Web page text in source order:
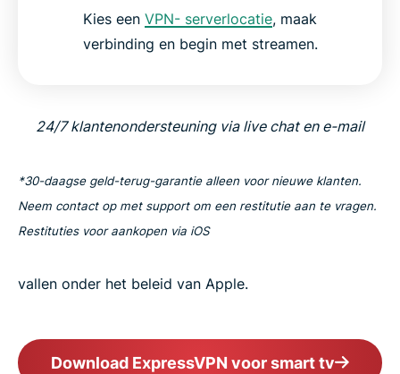
Kies een VPN- serverlocatie, maak
verbinding en begin met streamen.
24/7 klantenondersteuning via live chat en e-mail
*30-daagse geld-terug-garantie alleen voor nieuwe klanten.
Neem contact op met support om een restitutie aan te vragen.
Restituties voor aankopen via iOS
vallen onder het beleid van Apple.
Download ExpressVPN voor smart tv